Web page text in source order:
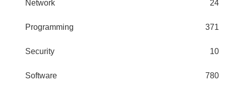
Network 24
Programming 371
Security 10
Software 780